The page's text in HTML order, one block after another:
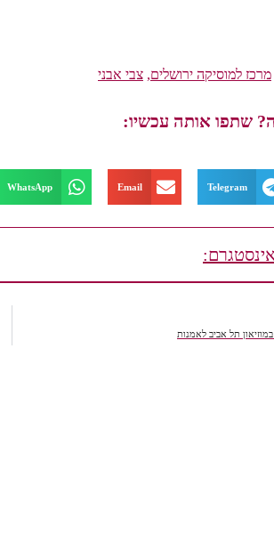
מרכז למוסיקה ירושלים, צבי אבני
שתפו אותה עכשיו:
Telegram
Email
WhatsApp
תל אביב לאמנות